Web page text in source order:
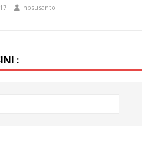
nbsusanto
: